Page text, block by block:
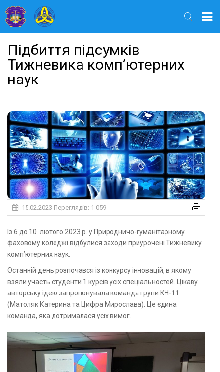
Підбиття підсумків
Тижневика комп’ютерних
наук
15.02.2023 Переглядів: 1 059
фаховому коледжі відбулися заходи приурочені Тижневику
комп’ютерних наук.
Останній день розпочався із конкурсу інновацій, в якому
взяли участь студенти 1 курсів усіх спеціальностей. Цікаву
авторську ідею запропонувала команда групи КН-11
(Матоляк Катерина та Цифра Мирослава). Це єдина
команда, яка дотрималася усіх вимог.